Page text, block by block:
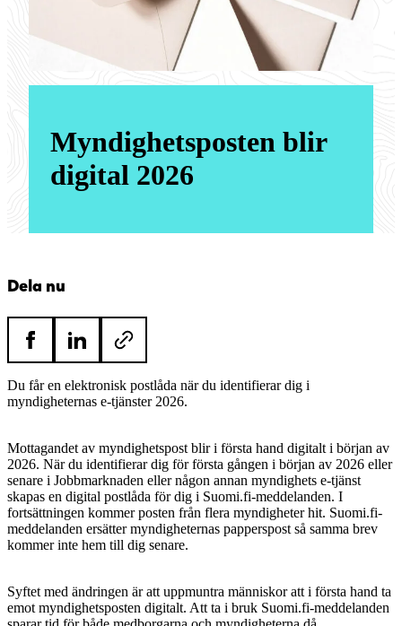
Myndighetsposten blir
digital 2026
Dela nu
Du får en elektronisk postlåda när du identifierar dig i
myndigheternas e-tjänster 2026.
Mottagandet av myndighetspost blir i första hand digitalt i början av
2026. När du identifierar dig för första gången i början av 2026 eller
senare i Jobbmarknaden eller någon annan myndighets e-tjänst
skapas en digital postlåda för dig i Suomi.fi-meddelanden. I
fortsättningen kommer posten från flera myndigheter hit. Suomi.fi-
meddelanden ersätter myndigheternas papperspost så samma brev
kommer inte hem till dig senare.
Syftet med ändringen är att uppmuntra människor att i första hand ta
emot myndighetsposten digitalt. Att ta i bruk Suomi.fi-meddelanden